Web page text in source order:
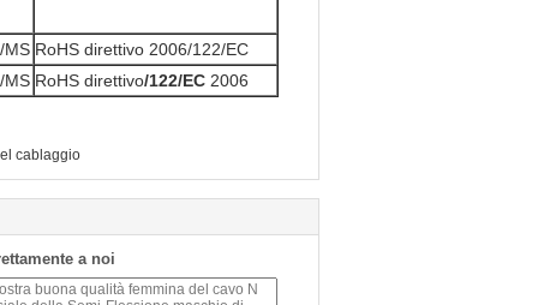
MS RoHS direttivo 2006/122/EC
MS RoHS direttivo/122/EC 2006
cablaggio
a noi